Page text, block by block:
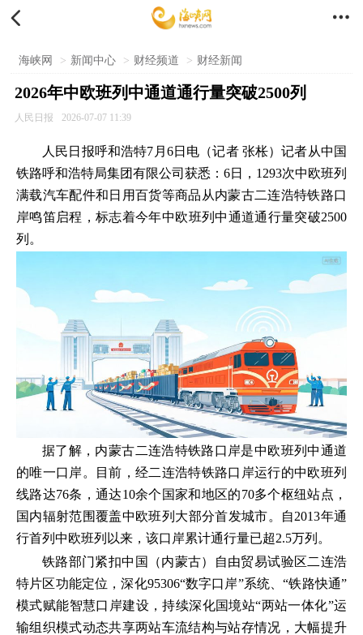
 
海峡网 > 新闻中心 > 财经频道 > 财经新闻
2026年中欧班列中通道通行量突破2500列
人民日报 2026-07-07 11:39
人民日报呼和浩特7月6日电（记者 张枨）记者从中国
铁路呼和浩特局集团有限公司获悉：6日，1293次中欧班列
满载汽车配件和日用百货等商品从内蒙古二连浩特铁路口
岸鸣笛启程，标志着今年中欧班列中通道通行量突破2500
列。
据了解，内蒙古二连浩特铁路口岸是中欧班列中通道
的唯一口岸。目前，经二连浩特铁路口岸运行的中欧班列
线路达76条，通达10余个国家和地区的70多个枢纽站点，
国内辐射范围覆盖中欧班列大部分首发城市。自2013年通
行首列中欧班列以来，该口岸累计通行量已超2.5万列。
铁路部门紧扣中国（内蒙古）自由贸易试验区二连浩
特片区功能定位，深化95306“数字口岸”系统、“铁路快通”
模式赋能智慧口岸建设，持续深化国境站“两站一体化”运
输组织模式动态共享两站车流结构与站存情况，大幅提升